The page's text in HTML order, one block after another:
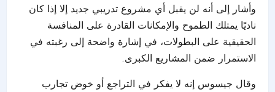
وأشار إلى أنه لن يقبل أي مشروع تدريبي جديد إلا إذا كان
ناديًا يمتلك الطموح والإمكانات القادرة على المنافسة
الحقيقية على البطولات، في إشارة واضحة إلى رغبته في
الاستمرار ضمن المشاريع الكبرى.
وقال جيسوس إنه لا يفكر في التراجع أو خوض تجارب